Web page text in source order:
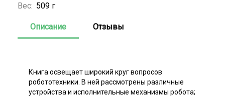
Вес: 509 г
Описание Отзывы
Книга освещает широкий круг вопросов
робототехники. В ней рассмотрены различные
устройства и исполнительные механизмы робота;